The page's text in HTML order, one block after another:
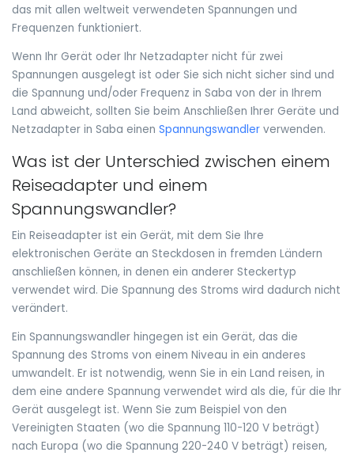
das mit allen weltweit verwendeten Spannungen und
Frequenzen funktioniert.
Wenn Ihr Gerät oder Ihr Netzadapter nicht für zwei
Spannungen ausgelegt ist oder Sie sich nicht sicher sind und
die Spannung und/oder Frequenz in Saba von der in Ihrem
Land abweicht, sollten Sie beim Anschließen Ihrer Geräte und
Netzadapter in Saba einen Spannungswandler verwenden.
Was ist der Unterschied zwischen einem
Reiseadapter und einem
Spannungswandler?
Ein Reiseadapter ist ein Gerät, mit dem Sie Ihre
elektronischen Geräte an Steckdosen in fremden Ländern
anschließen können, in denen ein anderer Steckertyp
verwendet wird. Die Spannung des Stroms wird dadurch nicht
verändert.
Ein Spannungswandler hingegen ist ein Gerät, das die
Spannung des Stroms von einem Niveau in ein anderes
umwandelt. Er ist notwendig, wenn Sie in ein Land reisen, in
dem eine andere Spannung verwendet wird als die, für die Ihr
Gerät ausgelegt ist. Wenn Sie zum Beispiel von den
Vereinigten Staaten (wo die Spannung 110-120 V beträgt)
nach Europa (wo die Spannung 220-240 V beträgt) reisen,